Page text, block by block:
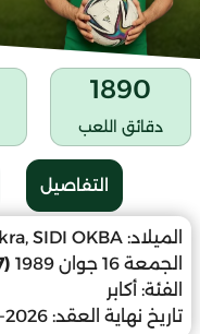
1890
دقائق اللعب
التفاصيل
الميلاد: SIDI OKBA
الجمعة 16 جوان 1989
(37 سنة)
الفئة: أكابر
تاريخ نهاية العقد: 2026-06-15